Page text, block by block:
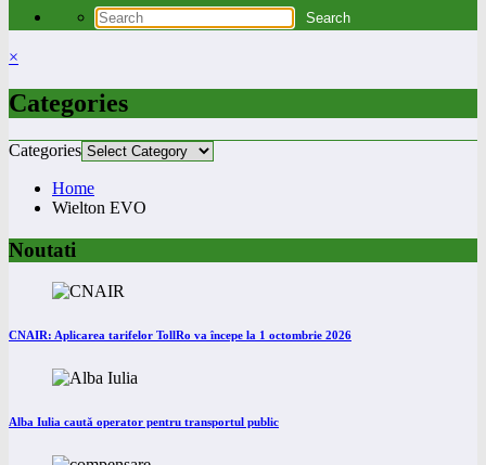
×
Categories
Categories
Home
Wielton EVO
Noutati
CNAIR: Aplicarea tarifelor TollRo va începe la 1 octombrie 2026
Alba Iulia caută operator pentru transportul public